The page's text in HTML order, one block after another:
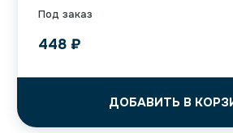
Под заказ
448 ₽
ДОБАВИТЬ В